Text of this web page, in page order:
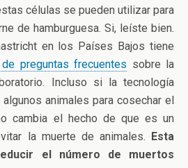
células se pueden utilizar para
de hamburguesa. Si, leíste bien.
en los Países Bajos tiene
preguntas frecuentes sobre la
Incluso si la tecnología
animales para cosechar el
cambia el hecho de que es un
la muerte de animales. Esta
el número de muertos